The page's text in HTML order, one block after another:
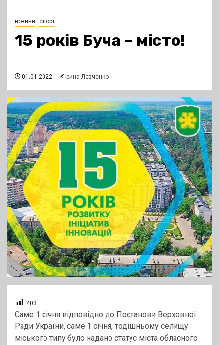
новини спорт
15 років Буча – місто!
01.01.2022 Ірина Левченко
403
Саме 1 січня відповідно до Постанови Верховної
Ради України, саме 1 січня, тодішньому селищу
міського типу було надано статус міста обласного